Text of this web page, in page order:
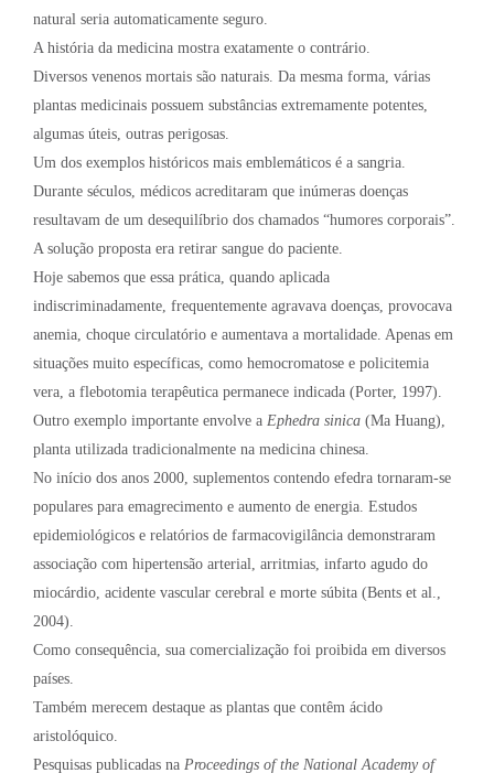
natural seria automaticamente seguro.
A história da medicina mostra exatamente o contrário.
Diversos venenos mortais são naturais. Da mesma forma, várias
plantas medicinais possuem substâncias extremamente potentes,
algumas úteis, outras perigosas.
Um dos exemplos históricos mais emblemáticos é a sangria.
Durante séculos, médicos acreditaram que inúmeras doenças
resultavam de um desequilíbrio dos chamados “humores corporais”.
A solução proposta era retirar sangue do paciente.
Hoje sabemos que essa prática, quando aplicada
indiscriminadamente, frequentemente agravava doenças, provocava
anemia, choque circulatório e aumentava a mortalidade. Apenas em
situações muito específicas, como hemocromatose e policitemia
vera, a flebotomia terapêutica permanece indicada (Porter, 1997).
Outro exemplo importante envolve a Ephedra sinica (Ma Huang),
planta utilizada tradicionalmente na medicina chinesa.
No início dos anos 2000, suplementos contendo efedra tornaram-se
populares para emagrecimento e aumento de energia. Estudos
epidemiológicos e relatórios de farmacovigilância demonstraram
associação com hipertensão arterial, arritmias, infarto agudo do
miocárdio, acidente vascular cerebral e morte súbita (Bents et al.,
2004).
Como consequência, sua comercialização foi proibida em diversos
países.
Também merecem destaque as plantas que contêm ácido
aristolóquico.
Pesquisas publicadas na Proceedings of the National Academy of